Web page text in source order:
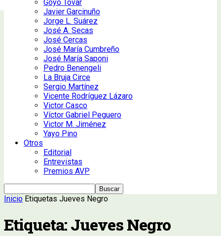
Goyo Tovar
Javier Garcinuño
Jorge L. Suárez
José A. Secas
José Cercas
José María Cumbreño
José María Saponi
Pedro Benengeli
La Bruja Circe
Sergio Martínez
Vicente Rodríguez Lázaro
Victor Casco
Víctor Gabriel Peguero
Victor M. Jiménez
Yayo Pino
Otros
Editorial
Entrevistas
Premios AVP
Inicio Etiquetas Jueves Negro
Etiqueta: Jueves Negro